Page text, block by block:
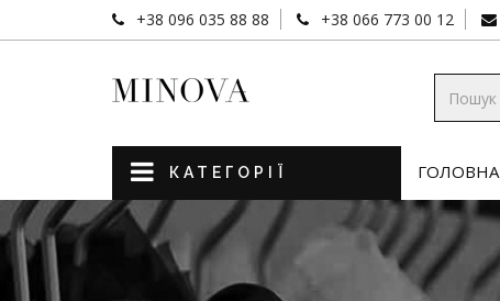
+38 096 035 88 88 +38 066 773 00 12
КАТЕГОРІЇ ГОЛОВНА